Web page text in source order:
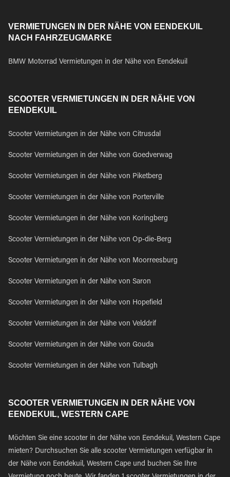
VERMIETUNGEN IN DER NÄHE VON EENDEKUIL
NACH FAHRZEUGMARKE
BMW Motorrad Vermietungen in der Nähe von Eendekuil
SCOOTER VERMIETUNGEN IN DER NÄHE VON
EENDEKUIL
Scooter Vermietungen in der Nähe von Citrusdal
Scooter Vermietungen in der Nähe von Goedverwag
Scooter Vermietungen in der Nähe von Piketberg
Scooter Vermietungen in der Nähe von Porterville
Scooter Vermietungen in der Nähe von Koringberg
Scooter Vermietungen in der Nähe von Op-die-Berg
Scooter Vermietungen in der Nähe von Moorreesburg
Scooter Vermietungen in der Nähe von Saron
Scooter Vermietungen in der Nähe von Hopefield
Scooter Vermietungen in der Nähe von Velddrif
Scooter Vermietungen in der Nähe von Gouda
Scooter Vermietungen in der Nähe von Tulbagh
SCOOTER VERMIETUNGEN IN DER NÄHE VON
EENDEKUIL, WESTERN CAPE
Möchten Sie eine scooter in der Nähe von Eendekuil, Western Cape
mieten? Durchsuchen Sie alle scooter Vermietungen verfügbar in
der Nähe von Eendekuil, Western Cape und buchen Sie Ihre